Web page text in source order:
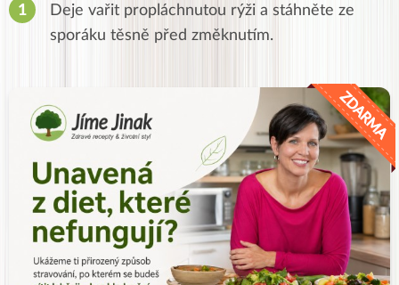
Deje vařit propláchnutou rýži a stáhněte ze
sporáku těsně před změknutím.